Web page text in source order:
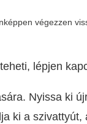
végezzen
lépjen
Nyissa ki
ki a